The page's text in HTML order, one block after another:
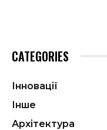
CATEGORIES
Інновації
Інше
Архітектура